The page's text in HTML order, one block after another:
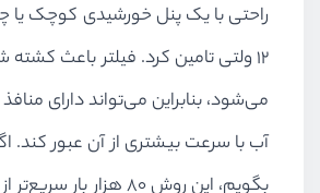
راحتی با یک پنل خورشیدی کوچک یا
12 ولتی تامین کرد. فیلتر باعث
می‌شود، بنابراین می‌تواند دارای
آب با سرعت بیشتری از آن عبور کند.
بگویم، این روش 80 هزار بار